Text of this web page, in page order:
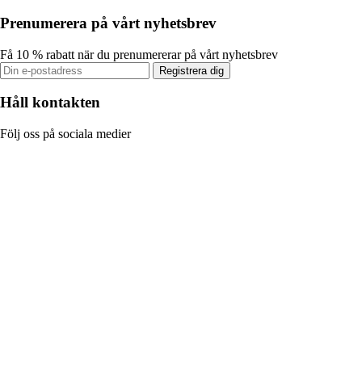
Prenumerera på vårt nyhetsbrev
Få 10 % rabatt när du prenumererar på vårt nyhetsbrev
Registrera dig
Håll kontakten
Följ oss på sociala medier